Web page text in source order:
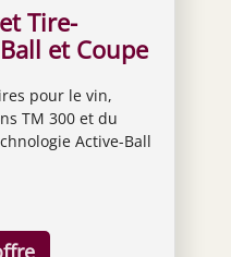
Tire-
et Coupe
pour le vin,
TM 300 et du
Active-Ball
avec un
par simple rotation